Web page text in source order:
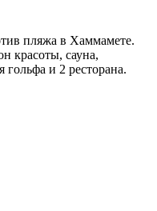
пляжа в Хаммамете.
красоты, сауна,
и 2 ресторана.